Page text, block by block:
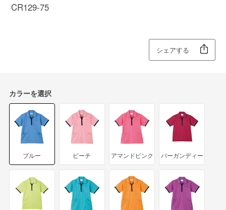
CR129-75
シェアする
カラーを選択
ブルー ピーチ アマンドピンク バーガンディー